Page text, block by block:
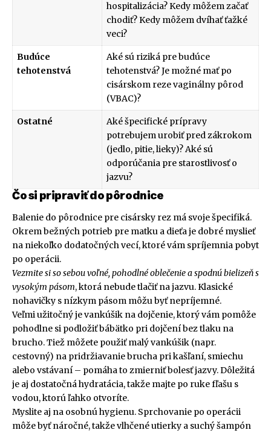
hospitalizácia? Kedy môžem začať
chodiť? Kedy môžem dvíhať ťažké
veci?
Budúce
tehotenstvá
Aké sú riziká pre budúce
tehotenstvá? Je možné mať po
cisárskom reze vaginálny pôrod
(VBAC)?
Ostatné
Aké špecifické prípravy
potrebujem urobiť pred zákrokom
(jedlo, pitie, lieky)? Aké sú
odporúčania pre starostlivosť o
jazvu?
Čo si pripraviť do pôrodnice
Balenie do pôrodnice pre cisársky rez má svoje špecifiká.
Okrem bežných potrieb pre matku a dieťa je dobré myslieť
na niekoľko dodatočných vecí, ktoré vám spríjemnia pobyt
po operácii.
Vezmite si so sebou voľné, pohodlné oblečenie a spodnú bielizeň s
vysokým pásom, ktorá nebude tlačiť na jazvu. Klasické
nohavičky s nízkym pásom môžu byť nepríjemné.
Veľmi užitočný je vankúšik na dojčenie, ktorý vám pomôže
pohodlne si podložiť bábätko pri dojčení bez tlaku na
brucho. Tiež môžete použiť malý vankúšik (napr.
cestovný) na pridržiavanie brucha pri kašľaní, smiechu
alebo vstávaní – pomáha to zmierniť bolesť jazvy. Dôležitá
je aj dostatočná hydratácia, takže majte po ruke fľašu s
vodou, ktorú ľahko otvoríte.
Myslite aj na osobnú hygienu. Sprchovanie po operácii
môže byť náročné, takže vlhčené utierky a suchý šampón